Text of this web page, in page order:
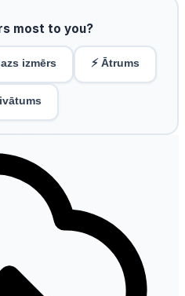
most to you?
izmērs ⚡ Ātrums